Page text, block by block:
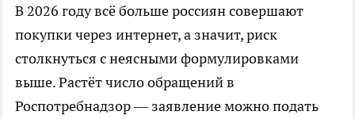
В 2026 году всё больше россиян совершают
покупки через интернет, а значит, риск
столкнуться с неясными формулировками
выше. Растёт число обращений в
Роспотребнадзор — заявление можно подать